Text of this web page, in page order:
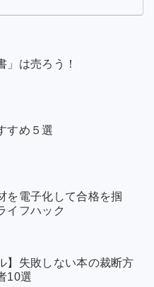
」は売ろう！
すめ５選
を電子化して合格を掴
イフハック
】失敗しない本の裁断方
10選